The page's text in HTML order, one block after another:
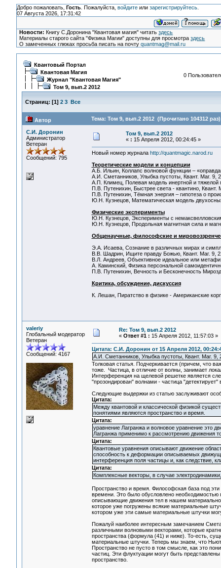
Добро пожаловать, Гость. Пожалуйста, войдитеили зарегистрируйтесь.
07 Августа 2026, 17:31:42
Новости: Книгу С.Доронина "Квантовая магия" читатьздесь
Материалы старого сайта "Физика Магии" доступны для просмотраздесь
О замеченных глюках просьба писать на почтуquantmag@mail.ru
Квантовый Портал
Квантовая Магия
Журнал "Квантовая Магия"
Том 9, вып.2 2012
0
Страниц: [1] 2 3 Все
Автор Тема: Том 9, вып.2 2012 (Прочитано 104312 раз)
С.И. Доронин
Администратор
Ветеран
Сообщений: 795
Том 9, вып.2 2012
« : 15 Апреля 2012, 00:24:45 »
Новый номер журнала http://quantmagic.narod.ru
Теоретические модели и концепции
А.Б. Ильин, Коллапс волновой функции –
А.И. Сметанников, Улыбка пустоты, Квант. Маг. 9,
А.П. Климец, Полевая модель инертной и тяжелой
П.В. Путенихин, Быстрее света - квантино, Квант.
П.В. Путенихин, Тёмная энергия – гипотеза о
Ю.Н. Кузнецов, Математическая модель
Физические эксперименты
Ю.Н. Кузнецов, Эксперименты с
Ю.Н. Кузнецов, Продольная магнитная сила и
Общенаучные, философские и
Э.А. Исаева, Сознание в различных мирах и
В.В. Шадрин, Ищите правду Божью, Квант. Маг. 9,
В.Л. Андреев, Объективное идеальное или
А. Каминский, Физика персональной
П.В. Путенихин, Вечность и Бесконечность
Критика, обсуждение, дискуссия
К. Лешан, Пиратство в физике - Американские
valeriy
Глобальный модератор
Ветеран
Сообщений: 4167
Re: Том 9, вып.2 2012
« Ответ #1 : 15 Апреля 2012, 11:57:03 »
Цитата: С.И. Доронин от 15 Апреля 2012,
А.И. Сметанников, Улыбка пустоты, Квант. Маг. 9,
Толковая статья. Подчеркивается (причем, что
тоже. Частица, в отличие от волны, занимает
Интерференция на щелевой решетке является
"прозондирован" волнами - частица
Следующие выдержки из статью заслуживают
Цитата:
Между квантовой и классической физикой
понятиями являются пространство и время.
Цитата:
уравнение Лагранжа и волновое уравнение это
Лагранжа применимо к рассмотрению движения
Цитата:
Квантовые уравнения описывают движение
способность к деформации описываемых
интерференция поля частицы и, как следствие,
Цитата:
Комплексные векторы, в случае
Пространство и время. Философская база под
времени. Это было обусловлено
описывающие движения тел в нашем
которое уже погружены всякие материальные
котором уже эти самые материальные штучки
Пожалуй наиболее интересным замечанием
различными волновыми векторами, которые
пространства (формула (41) и ниже). То-есть,
материальные штучки. Теперь мы знаем, что
Пространство не пусто в том смысле, как это
частиц. Эти флуктуации могут быть
пространство.